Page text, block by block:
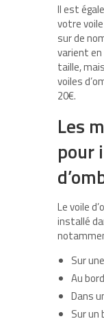
Il est
votre
sur de
varient
taille,
voiles
20€.
Les
pour
Le voile
installé
Sur
Au
Dans
Sur un